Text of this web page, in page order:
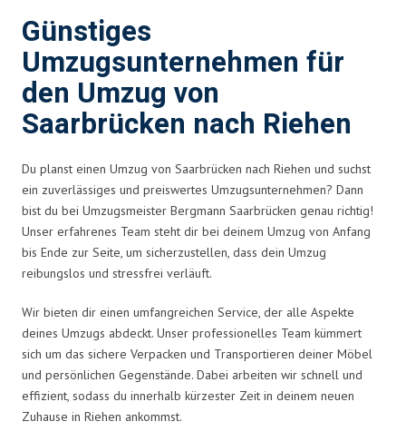
Günstiges
Umzugsunternehmen für
den Umzug von
Saarbrücken nach Riehen
Du planst einen Umzug von Saarbrücken nach Riehen und suchst
ein zuverlässiges und preiswertes Umzugsunternehmen? Dann
bist du bei Umzugsmeister Bergmann Saarbrücken genau richtig!
Unser erfahrenes Team steht dir bei deinem Umzug von Anfang
bis Ende zur Seite, um sicherzustellen, dass dein Umzug
reibungslos und stressfrei verläuft.
Wir bieten dir einen umfangreichen Service, der alle Aspekte
deines Umzugs abdeckt. Unser professionelles Team kümmert
sich um das sichere Verpacken und Transportieren deiner Möbel
und persönlichen Gegenstände. Dabei arbeiten wir schnell und
effizient, sodass du innerhalb kürzester Zeit in deinem neuen
Zuhause in Riehen ankommst.